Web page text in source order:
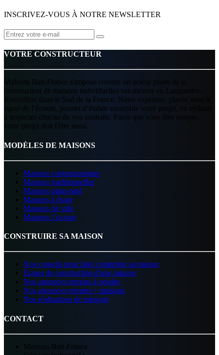
INSCRIVEZ-VOUS À NOTRE NEWSLETTER
VOTRE CONSTRUCTEUR
Maisons Bati-France s'impose comme un acteur phare de la
construction de maisons individuelles sur-mesure en Languedoc-
Roussillon dans le Sud de la France. Notre expertise, placée sous le
signe de l’écoute, permet d’établir ensemble votre projet, en veillant
à respecter chacun de vos souhaits. Parce que vous êtes unique,
votre projet doit l'être aussi.
MODÈLES DE MAISONS
Maisons contemporaines
Maisons traditionnelles
Maisons plain-pied
Maisons à étage
Maisons de ville
Maisons Cocoon
CONSTRUIRE SA MAISON
Nos conseils pour faire construire sa maison
Étapes de construction d'une maison
Nos annonces terrains à vendre
Nos annonces terrains + maisons
Nos réalisations de maisons
CONTACT
Maisons Bati-France